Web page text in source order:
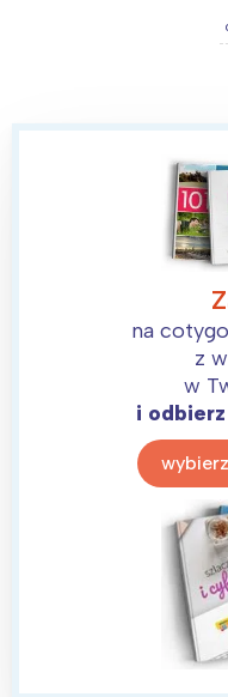
na
z
w
i